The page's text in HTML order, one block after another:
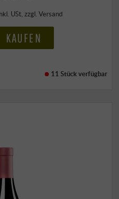
USt, zzgl. Versand
KAUFEN
11 Stückverfügbar